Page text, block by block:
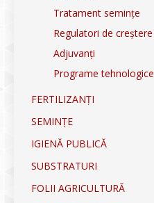
Tratament semințe
Regulatori de creștere
Adjuvanți
Programe tehnologice
FERTILIZANȚI
SEMINȚE
IGIENĂ PUBLICĂ
SUBSTRATURI
FOLII AGRICULTURĂ